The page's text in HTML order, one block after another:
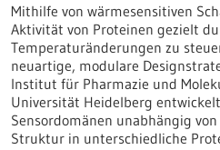
Mithilfe von wärmesensitiven
Aktivität von Proteinen gezielt
Temperaturänderungen zu
neuartige, modulare
Institut für Pharmazie und
Universität Heidelberg
Sensordomänen unabhängig
Struktur in unterschiedliche